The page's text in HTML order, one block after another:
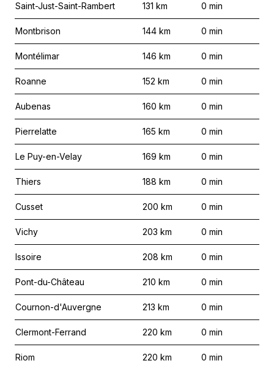
Saint-Just-Saint-Rambert 131 km 0 min
Montbrison 144 km 0 min
Montélimar 146 km 0 min
Roanne 152 km 0 min
Aubenas 160 km 0 min
Pierrelatte 165 km 0 min
Le Puy-en-Velay 169 km 0 min
Thiers 188 km 0 min
Cusset 200 km 0 min
Vichy 203 km 0 min
Issoire 208 km 0 min
Pont-du-Château 210 km 0 min
Cournon-d'Auvergne 213 km 0 min
Clermont-Ferrand 220 km 0 min
Riom 220 km 0 min